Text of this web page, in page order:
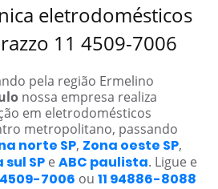
eletrodomésticos
11 4509-7006
pela região Ermelino
nossa empresa realiza
em eletrodomésticos
metropolitano, passando
norte SP, Zona oeste SP,
sul SP e ABC paulista. Ligue e
4509-7006 ou 11 94886-8088